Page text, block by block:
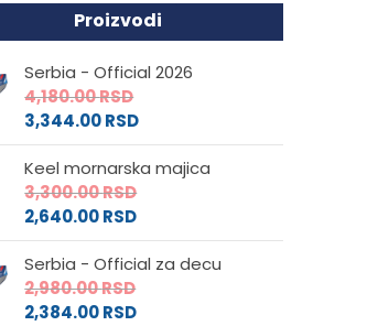
Proizvodi
Serbia - Official 2026
4,180.00RSD
3,344.00RSD
Keel mornarska majica
3,300.00RSD
2,640.00RSD
Serbia - Official za decu
2,980.00RSD
2,384.00RSD